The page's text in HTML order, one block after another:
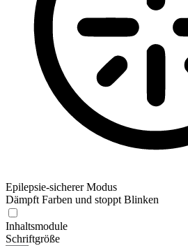
Epilepsie-sicherer Modus
Dämpft Farben und stoppt Blinken
Inhaltsmodule
Schriftgröße